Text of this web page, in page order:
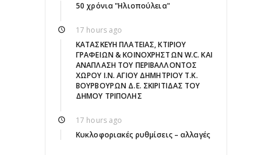
50 χρόνια "Ηλιοπούλεια"
17 hours ago
ΚΑΤΑΣΚΕΥΗ ΠΛΑΤΕΙΑΣ, ΚΤΙΡΙΟΥ
ΓΡΑΦΕΙΩΝ & ΚΟΙΝΟΧΡΗΣΤΩΝ W.C. ΚΑΙ
ΑΝΑΠΛΑΣΗ ΤΟΥ ΠΕΡΙΒΑΛΛΟΝΤΟΣ
ΧΩΡΟΥ Ι.Ν. ΑΓΙΟΥ ΔΗΜΗΤΡΙΟΥ Τ.Κ.
ΒΟΥΡΒΟΥΡΩΝ Δ.Ε. ΣΚΙΡΙΤΙΔΑΣ ΤΟΥ
ΔΗΜΟΥ ΤΡΙΠΟΛΗΣ
17 hours ago
Κυκλοφοριακές ρυθμίσεις – αλλαγές